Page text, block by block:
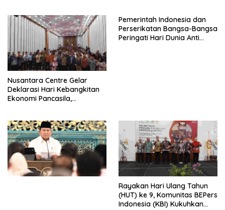
Siapapun
Nusantara Centre Gelar
Deklarasi Hari Kebangkitan
Ekonomi Pancasila,
Penjajahan (Pergolakan
Ekonomi Politik Indonesia) &
Simposium Nasional “Urgensi
Undang-Undang
Perekonomian Nasional dan
Kesejahteraan Sosial dalam
Pemerintah Indonesia dan
Perserikatan Bangsa-Bangsa
Peringati Hari Dunia Anti
Rayakan Hari Ulang Tahun
(HUT) ke 9, Komunitas BEPers
Indonesia (KBI) Kukuhkan